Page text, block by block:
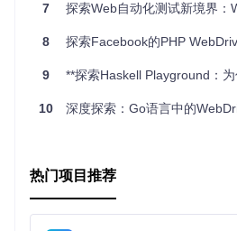
快速入门
启动Selenium Server后，你可以立
程和更多示例在项目仓库的
webdriver不仅是一个工具，更是提
7 探索Web自动化测试新境界：
8 探索Facebook的PHP WebDriver
9 **探索Haskell Playground：
10 深度探索：Go语言中的
热门项目推荐